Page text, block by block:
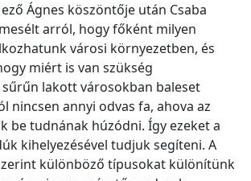
Ágnes köszöntője után Csaba
arról, hogy főként milyen
városi környezetben, és
miért is van szükség
lakott városokban baleset
nincsen annyi odvas fa, ahova az
be tudnának húzódni. Így ezeket a
kihelyezésével tudjuk segíteni. A
különböző típusokat különítünk